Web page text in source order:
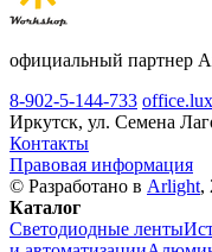
официальный партнер
8-902-5-144-733
Иркутск, ул. Семена
Контакты
Правовая информация
© Разработано в Arlight,
Каталог
Светодиодные ленты